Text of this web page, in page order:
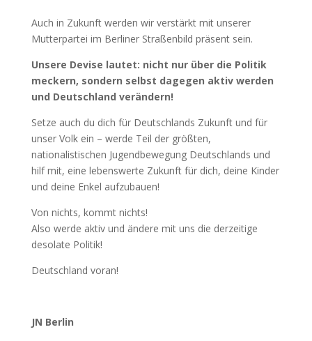
Auch in Zukunft werden wir verstärkt mit unserer
Mutterpartei im Berliner Straßenbild präsent sein.
Unsere Devise lautet: nicht nur über die Politik
meckern, sondern selbst dagegen aktiv werden
und Deutschland verändern!
Setze auch du dich für Deutschlands Zukunft und für
unser Volk ein – werde Teil der größten,
nationalistischen Jugendbewegung Deutschlands und
hilf mit, eine lebenswerte Zukunft für dich, deine Kinder
und deine Enkel aufzubauen!
Von nichts, kommt nichts!
Also werde aktiv und ändere mit uns die derzeitige
desolate Politik!
Deutschland voran!
JN Berlin